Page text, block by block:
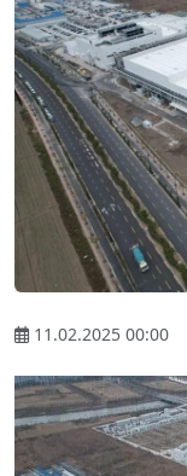
11.02.2025 00:00